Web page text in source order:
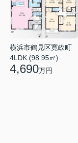
横浜市鶴見区寛政町
4LDK (98.95㎡)
4,690万円